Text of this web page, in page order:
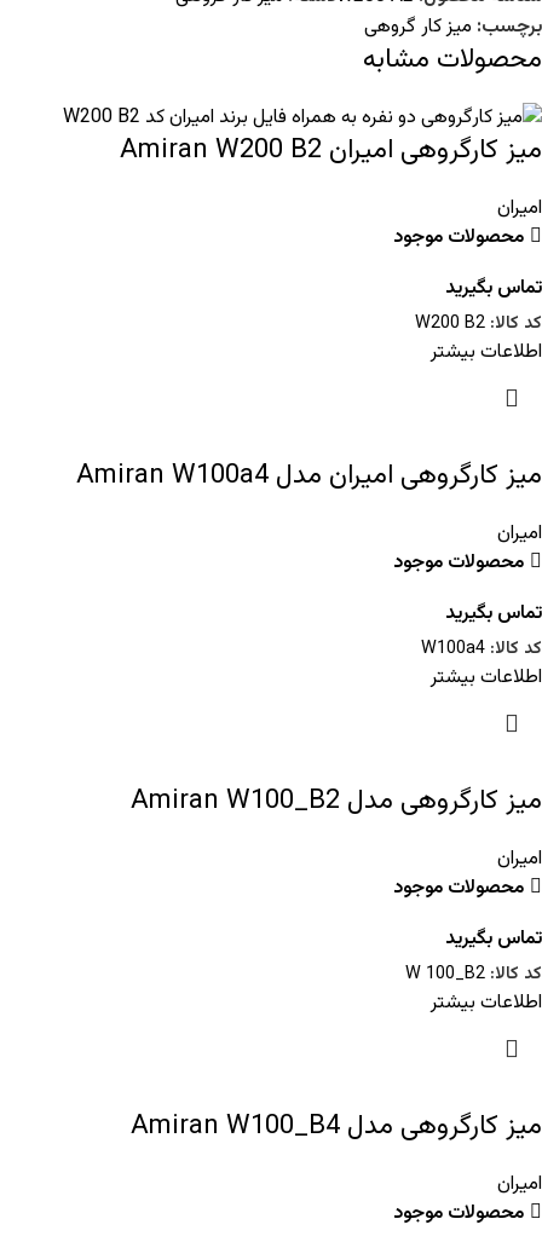
برچسب: میز کار گروهی
محصولات مشابه
میز کارگروهی امیران Amiran W200 B2
امیران
محصولات موجود
تماس بگیرید
کد کالا: W200 B2
اطلاعات بیشتر
میز کارگروهی امیران مدل Amiran W100a4
امیران
محصولات موجود
تماس بگیرید
کد کالا: W100a4
اطلاعات بیشتر
میز کارگروهی مدل Amiran W100_B2
امیران
محصولات موجود
تماس بگیرید
کد کالا: W 100_B2
اطلاعات بیشتر
میز کارگروهی مدل Amiran W100_B4
امیران
محصولات موجود